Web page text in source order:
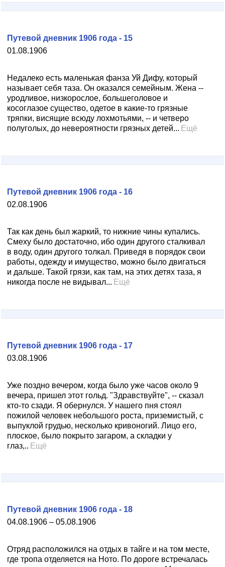
01.08.1906
Путевой дневник 1906 года - 15
Недалеко есть маленькая фанза Уй Дифу, который
называет себя таза. Он оказался семейным. Жена --
уродливое, низкорослое, большеголовое и
косоглазое существо, одетое в какие-то грязные
тряпки, висящие всюду лохмотьями, -- и четверо
полуголых, до невероятности грязных детей... Ещё
02.08.1906
Путевой дневник 1906 года - 16
Так как день был жаркий, то нижние чины купались.
Смеху было достаточно, ибо один другого сталкивал
в воду, один другого толкал. Приведя в порядок свои
работы, одежду и имущество, можно было двигаться
и дальше. Такой грязи, как там, на этих детях таза, я
никогда после не видывал... Ещё
03.08.1906
Путевой дневник 1906 года - 17
Уже поздно вечером, когда было уже часов около 9
вечера, пришел этот гольд. "Здравствуйте", -- сказал
кто-то сзади. Я обернулся. У нашего пня стоял
пожилой человек небольшого роста, приземистый, с
выпуклой грудью, несколько кривоногий. Лицо его,
плоское, было покрыто загаром, а складки у
глаз,.. Ещё
04.08.1906 – 05.08.1906
Путевой дневник 1906 года - 18
Отряд расположился на отдых в тайге и на том месте,
где тропа отделяется на Ното. По дороге встречалась